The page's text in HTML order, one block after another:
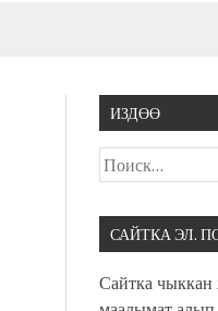
ИЗДӨӨ
САЙТКА ЭЛ.
Сайтка чыккан